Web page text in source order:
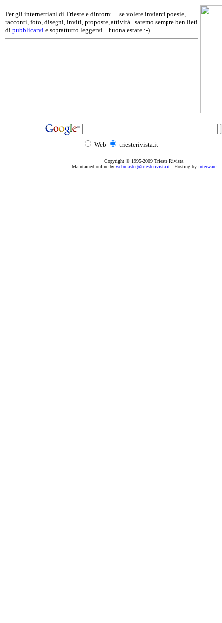
Per gli internettiani di Trieste e dintorni ... se volete inviarci poesie,
racconti, foto, disegni, inviti, proposte, attività.. saremo sempre ben lieti
di pubblicarvi e soprattutto leggervi... buona estate :-)
Web triesterivista.it
Copyright © 1995-2009 Trieste Rivista
Maintained online by webmaster@triesterivista.it- Hosting by interware